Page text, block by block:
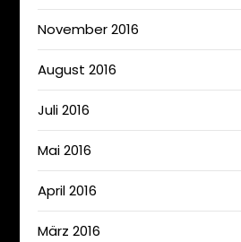
November 2016
August 2016
Juli 2016
Mai 2016
April 2016
März 2016